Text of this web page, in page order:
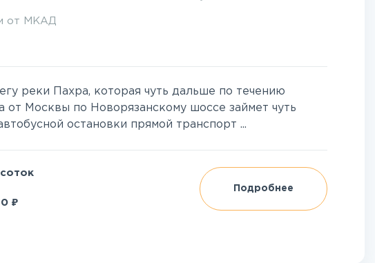
от МКАД
реки Пахра, которая чуть дальше по течению
от Москвы по Новорязанскому шоссе займет чуть
остановки прямой транспорт ...
₽
Подробнее